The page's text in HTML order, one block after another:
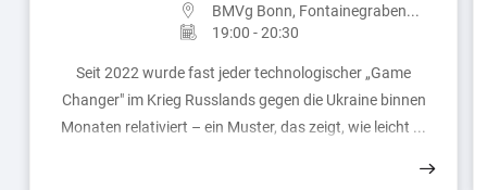
BMVg Bonn, Fontainegraben...
19:00 - 20:30
Seit 2022 wurde fast jeder technologischer „Game
Changer" im Krieg Russlands gegen die Ukraine binnen
Monaten relativiert – ein Muster, das zeigt, wie leicht ...